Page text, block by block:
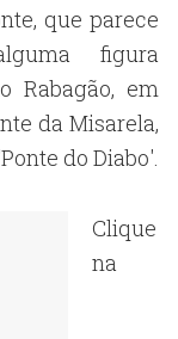
que parece
figura
Rabagão, em
da Misarela,
do Diabo'.
Clique
na